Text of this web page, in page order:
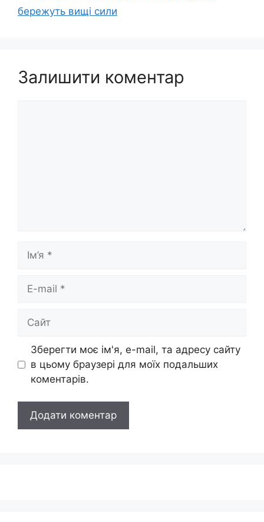
бережуть вищі сили
Залишити коментар
mail
Зберегти моє ім'я, e-mail, та адресу сайту
в цьому браузері для моїх подальших
коментарів.